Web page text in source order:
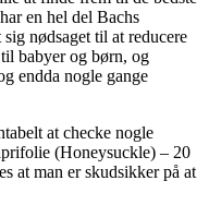
en hel del Bachs
nødsaget til at reducere
babyer og børn, og
endda nogle gange
at checke nogle
(Honeysuckle) – 20
at man er skudsikker på at